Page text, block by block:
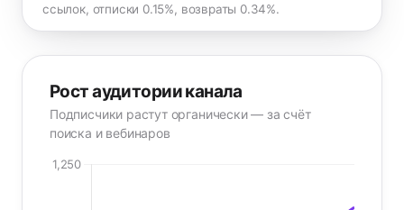
ссылок, отписки 0.15%, возвраты 0.34%.
Рост аудитории канала
Подписчики растут органически — за счёт
поиска и вебинаров